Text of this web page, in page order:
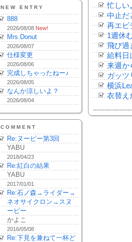
NEW ENTRY
888
2026/08/08 New!
Mrs.Donut
2026/08/07
仕様変更
2026/08/06
完成しちゃったねー♪
2026/08/05
なんか涼しいよ？
2026/08/04
COMMENT
Re:ヌーピー第3回
YABU
2018/04/23
Re:紅白の結果
YABU
2017/01/01
Re:石ノ森→ライダー→
ネオサイクロン→スヌ
ーピー
かよこ
2016/05/08
Re:下見を兼ねて一杯ど
忙しい
中止だ
再エビ
1週休
飛び過
給料日
来週か
ガッツ
横浜
衣替え